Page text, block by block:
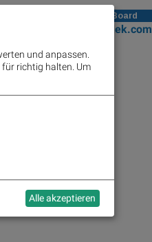
Börse Social Club Board
josefchladek.com
und anpassen.
für richtig halten. Um
Alle akzeptieren